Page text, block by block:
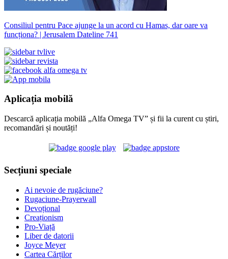
Consiliul pentru Pace ajunge la un acord cu Hamas, dar oare va
funcționa? | Jerusalem Dateline 741
Aplicația mobilă
Descarcă aplicația mobilă „Alfa Omega TV” și fii la curent cu știri,
recomandări și noutăți!
Secțiuni speciale
Ai nevoie de rugăciune?
Rugaciune-Prayerwall
Devoțional
Creaționism
Pro-Viață
Liber de datorii
Joyce Meyer
Cartea Cărților